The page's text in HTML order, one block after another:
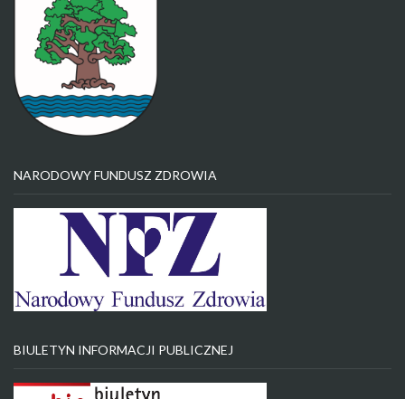
NARODOWY FUNDUSZ ZDROWIA
BIULETYN INFORMACJI PUBLICZNEJ